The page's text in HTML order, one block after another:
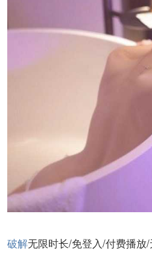
破解无限时长/免登入/付费播放